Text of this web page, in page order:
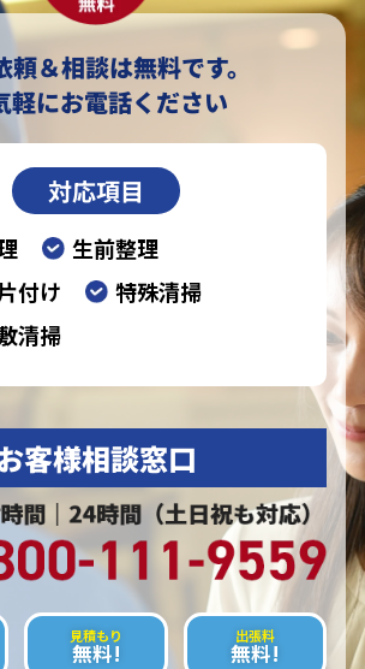
頼＆相談は無料です。
軽にお電話ください
対応項目
生前整理
付け
特殊清掃
清掃
客様相談窓口
見積もり
無料!
出張料
無料!